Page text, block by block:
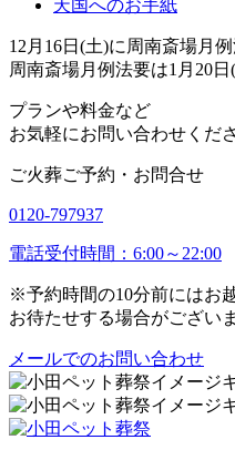
天国へのお手紙
12月16日(土)に周南斎場月
周南斎場月例法要は1月20日
プランや料金など
お気軽にお問い合わせくだ
ご火葬ご予約・お問合せ
0120-797937
電話受付時間：6:00～22:00
※予約時間の10分前にはお
お待たせする場合がござい
メールでのお問い合わせ